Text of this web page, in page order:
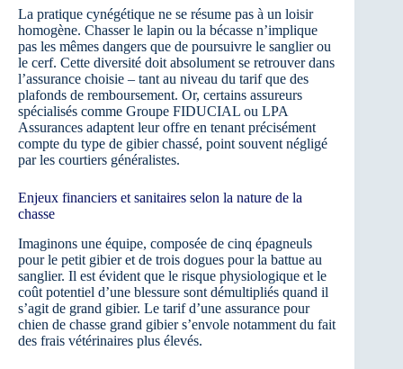
La pratique cynégétique ne se résume pas à un loisir
homogène. Chasser le lapin ou la bécasse n’implique
pas les mêmes dangers que de poursuivre le sanglier ou
le cerf. Cette diversité doit absolument se retrouver dans
l’assurance choisie – tant au niveau du tarif que des
plafonds de remboursement. Or, certains assureurs
spécialisés comme Groupe FIDUCIAL ou LPA
Assurances adaptent leur offre en tenant précisément
compte du type de gibier chassé, point souvent négligé
par les courtiers généralistes.
Enjeux financiers et sanitaires selon la nature de la
chasse
Imaginons une équipe, composée de cinq épagneuls
pour le petit gibier et de trois dogues pour la battue au
sanglier. Il est évident que le risque physiologique et le
coût potentiel d’une blessure sont démultipliés quand il
s’agit de grand gibier. Le tarif d’une assurance pour
chien de chasse grand gibier s’envole notamment du fait
des frais vétérinaires plus élevés.